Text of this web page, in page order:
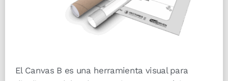
El Canvas B es una herramienta visual para